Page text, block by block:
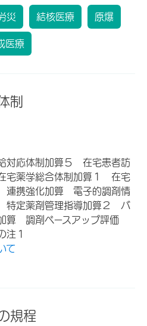
災 結核医療 原爆
医療
制
対応体制加算５ 在宅患者訪
宅薬学総合体制加算１ 在宅
連携強化加算 電子的調剤情
特定薬剤管理指導加算２ バ
算 調剤ベースアップ評価
注１
て
規程